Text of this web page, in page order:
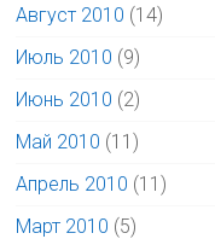
Август 2010 (14)
Июль 2010 (9)
Июнь 2010 (2)
Май 2010 (11)
Апрель 2010 (11)
Март 2010 (5)